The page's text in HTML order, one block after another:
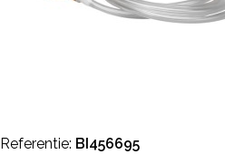
Referentie: BI456695